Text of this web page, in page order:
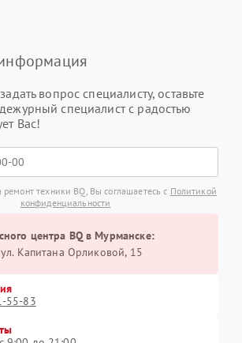
вопрос специалисту, оставьте
специалист с радостью
Вас!
ремонт техники BQ, Вы соглашаетесь с Политикой
конфиденциальности
центра BQ в Мурманске:
Капитана Орликовой, 15
55-83